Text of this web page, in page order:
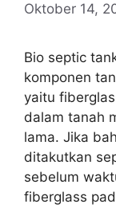
Oktober 14,
Bio septic
komponen
yaitu
dalam tanah
lama. Jika
ditakutkan
sebelum
fiberglass